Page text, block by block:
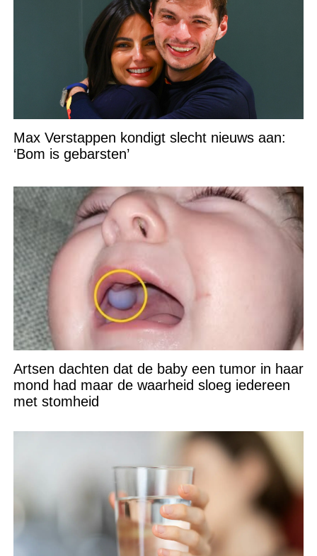
Max Verstappen kondigt slecht nieuws aan:
‘Bom is gebarsten’
Artsen dachten dat de baby een tumor in haar
mond had maar de waarheid sloeg iedereen
met stomheid